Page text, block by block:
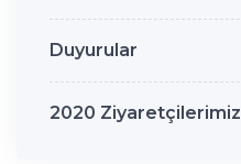
Duyurular
2020 Ziyaretçilerimiz